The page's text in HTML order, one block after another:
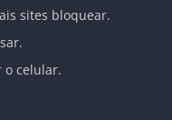
sites bloquear.
o celular.